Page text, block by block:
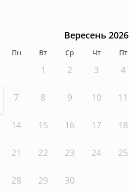
Вересень 2026
Пн Вт Ср Чт Пт
1 2 3 4
7 8 9 10 11
14 15 16 17 18
21 22 23 24 25
28 29 30